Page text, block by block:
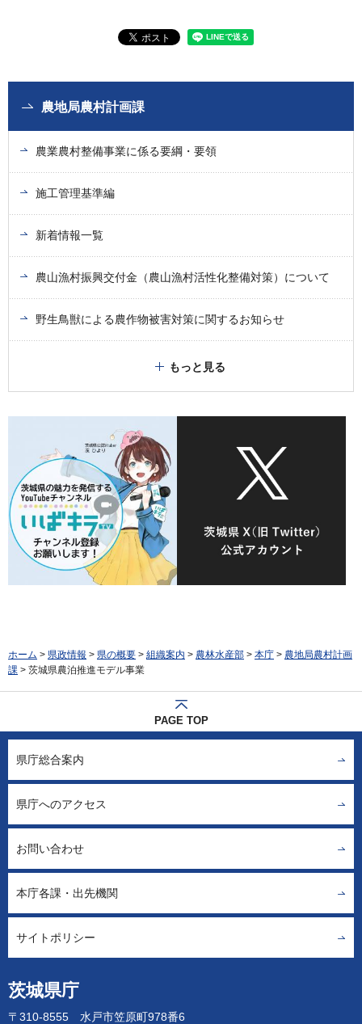
農地局農村計画課
農業農村整備事業に係る要綱・要領
施工管理基準編
新着情報一覧
農山漁村振興交付金（農山漁村活性化整備対策）について
野生鳥獣による農作物被害対策に関するお知らせ
もっと見る
ホーム > 県政情報 > 県の概要 > 組織案内 > 農林水産部 > 本庁 > 農地局農村計画
課 > 茨城県農泊推進モデル事業
PAGE TOP
茨城県庁
〒310-8555 水戸市笠原町978番6
県庁総合案内
県庁へのアクセス
お問い合わせ
本庁各課・出先機関
サイトポリシー